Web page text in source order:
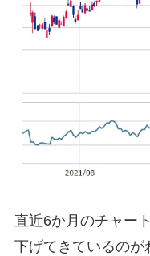
直近6か月のチャー
下げてきているのが